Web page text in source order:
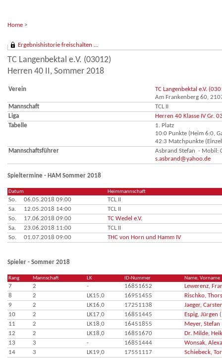
Home >
Ergebnishistorie freischalten ...
TC Langenbektal e.V. (03012)
Herren 40 II, Sommer 2018
Verein
TC Langenbektal e.V.
Am Frankenberg 60,
Mannschaft
TCL II
Liga
Herren 40 Klasse IV Gr.
Tabelle
1. Platz
10:0 Punkte (Heim 6:0,
42:3 Matchpunkte
Mannschaftsführer
Asbrand Stefan - Mobil:
s.asbrand@yahoo.de
Spieltermine - HAM Sommer 2018
Datum Heimmannschaft
So. 06.05.2018 09:00
TCL II
Sa.
12.05.2018 14:00
TCL II
So.
17.06.2018 09:00
TC Wedel e.V.
Sa.
23.06.2018 11:00
TCL II
So.
01.07.2018 09:00 THC von Horn und Hamm IV
Spieler - Sommer 2018
Rang Mannschaft LK ID-Nummer Name, Vorname
7 2 - 16851652
Lewerenz,
8
2 LK15,0 16951455
Rischko,
9
2 LK16,0 17251138
Jaeger,
10
2 LK17,0 16851445 Espig, Jürgen
11
2 LK18,0 16451855 Meyer, Stefan
12
2 LK18,0 16851670
Dr. Milde,
13
3 - 16851444
Wonsak,
14
3 LK19,0 17551117
Schiebeck,